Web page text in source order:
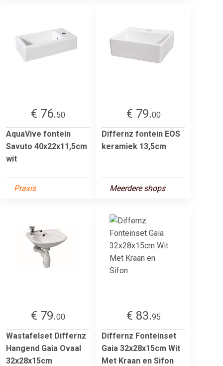
€ 76.50
AquaVive fontein
Savuto 40x22x11,5cm
wit
Praxis
€ 79.00
Differnz fontein EOS
keramiek 13,5cm
Meerdere shops
€ 79.00
Wastafelset Differnz
Hangend Gaia Ovaal
32x28x15cm
€ 83.95
Differnz Fonteinset
Gaia 32x28x15cm Wit
Met Kraan en Sifon